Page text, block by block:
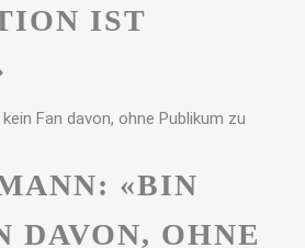
IST
«BIN
DAVON, OHNE